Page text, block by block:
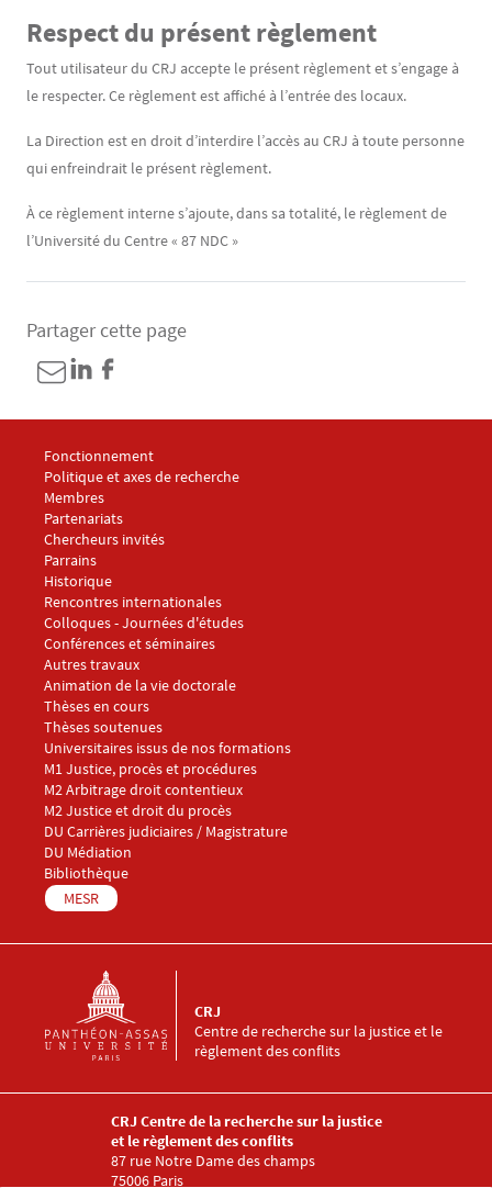
Respect du présent règlement
Tout utilisateur du CRJ accepte le présent règlement et s’engage à
le respecter. Ce règlement est affiché à l’entrée des locaux.
La Direction est en droit d’interdire l’accès au CRJ à toute personne
qui enfreindrait le présent règlement.
À ce règlement interne s’ajoute, dans sa totalité, le règlement de
l’Université du Centre « 87 NDC »
Partager cette page
Menu footer CRJ 1
Fonctionnement
Politique et axes de recherche
Membres
Partenariats
Chercheurs invités
Parrains
Historique
Menu footer CRJ 2
Rencontres internationales
Colloques - Journées d'études
Conférences et séminaires
Autres travaux
Menu footer CRJ 3
Animation de la vie doctorale
Thèses en cours
Thèses soutenues
Universitaires issus de nos formations
Menu footer CRJ 4
M1 Justice, procès et procédures
M2 Arbitrage droit contentieux
M2 Justice et droit du procès
DU Carrières judiciaires / Magistrature
DU Médiation
Menu footer CRJ 5
Bibliothèque
MESR
Centre de recherche sur la justice et le
règlement des conflits
CRJ
CRJ Centre de la recherche sur la justice
et le règlement des conflits
87 rue Notre Dame des champs
75006 Paris